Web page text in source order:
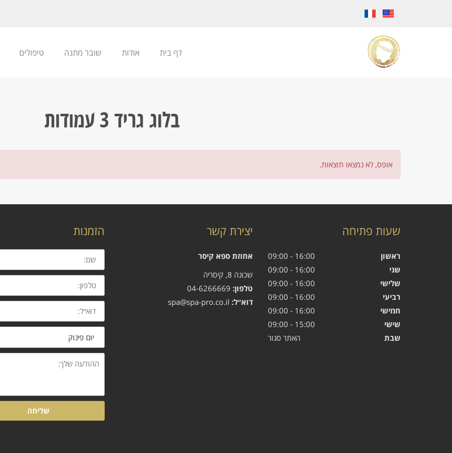
דף בית אודות שובר מתנה טיפולים
בלוג גריד 3 עמודות
אופס, לא נמצאו תוצאות.
שעות פתיחה
ראשון
16:00 - 09:00
שני
16:00 - 09:00
שלישי
16:00 - 09:00
רביעי
16:00 - 09:00
חמישי
16:00 - 09:00
שישי
15:00 - 09:00
שבת
האתר סגור
יצירת קשר
אחוזת ספא קיסר
שכונה 8, קיסריה
טלפון:
דוא״ל:
הזמנות
שם:
טלפון:
דוא״ל:
נושא
ההודעה
שלך:
שליחה